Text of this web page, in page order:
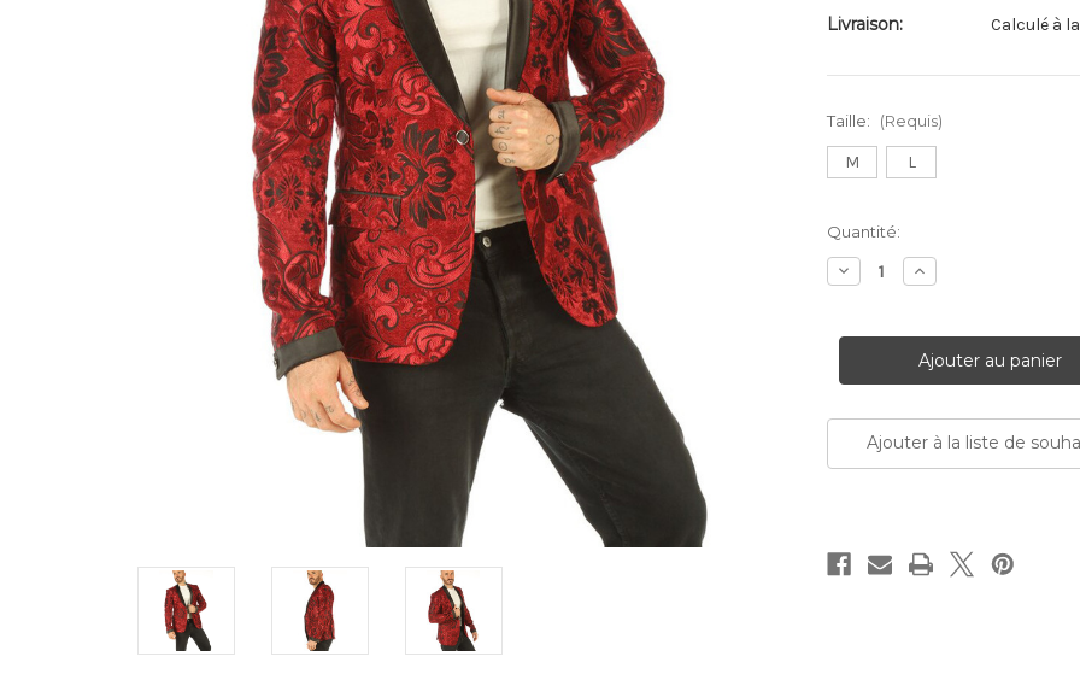
Livraison: Calculé à
Taille: (Requis)
M L
Stock
Actuel:
Quantité:
Diminuer
la
Augmenter
la
Ajouter à la liste de